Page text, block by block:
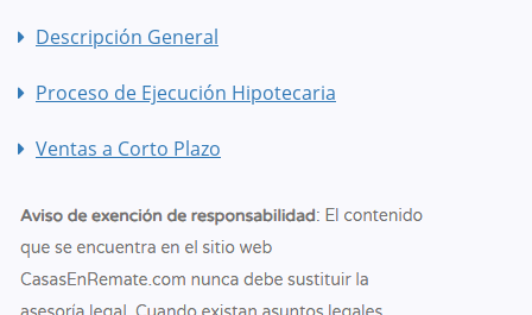
Descripción General
Proceso de Ejecución Hipotecaria
Ventas a Corto Plazo